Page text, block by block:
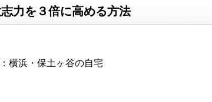
力を３倍に高める方法
横浜・保土ヶ谷の自宅